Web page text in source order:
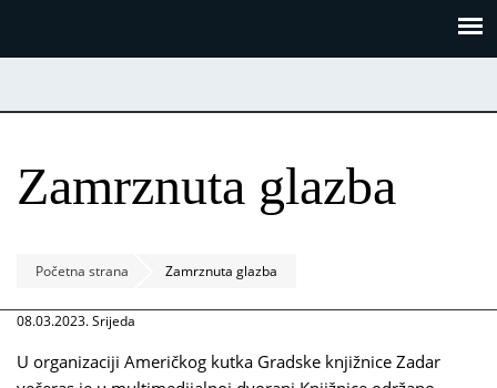
Zamrznuta glazba
Početna strana Zamrznuta glazba
08.03.2023. Srijeda
U organizaciji Američkog kutka Gradske knjižnice Zadar